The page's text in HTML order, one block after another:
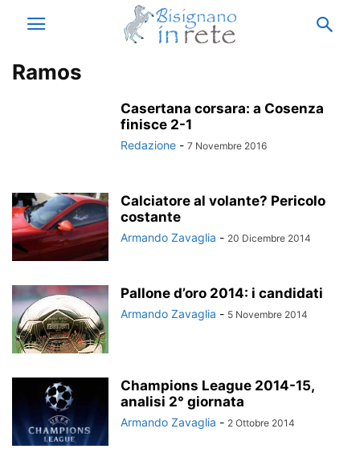
Ramos
Casertana corsara: a Cosenza
finisce 2-1
Redazione - 7 Novembre 2016
Calciatore al volante? Pericolo
costante
Armando Zavaglia - 20 Dicembre 2014
Pallone d’oro 2014: i candidati
Armando Zavaglia - 5 Novembre 2014
Champions League 2014-15,
analisi 2° giornata
Armando Zavaglia - 2 Ottobre 2014